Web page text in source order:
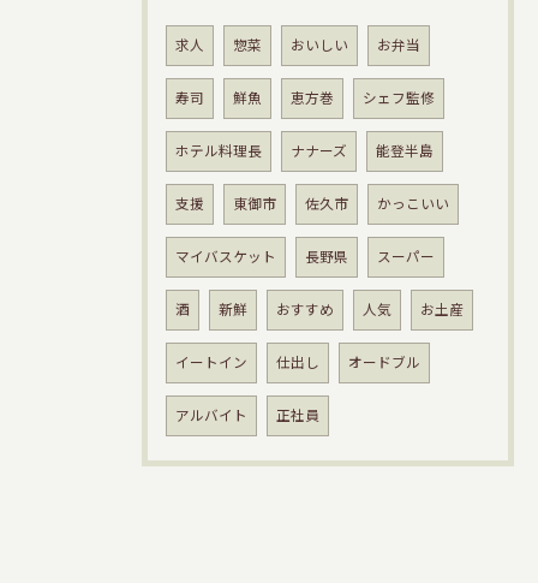
求人 惣菜 おいしい お弁当
寿司 鮮魚 恵方巻 シェフ監修
ホテル料理長 ナナーズ 能登半島
支援 東御市 佐久市 かっこいい
マイバスケット 長野県 スーパー
酒 新鮮 おすすめ 人気 お土産
イートイン 仕出し オードブル
アルバイト 正社員